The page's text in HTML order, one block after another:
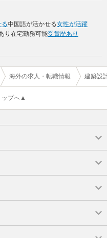
る中国語が活かせる女性が活躍
り 在宅勤務可能受賞歴あり
海外の求人・転職情報 建築設
ップへ▲